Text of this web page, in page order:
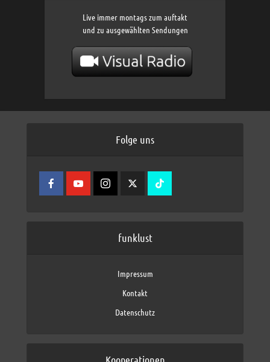
Live immer montags zum auftakt
und zu ausgewählten Sendungen
Folge uns
funklust
Impressum
Kontakt
Datenschutz